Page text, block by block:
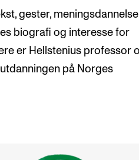
gester,
biografi og interesse for
er Hellstenius professor
på Norges